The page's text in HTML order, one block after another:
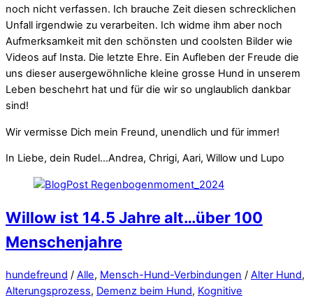
noch nicht verfassen. Ich brauche Zeit diesen schrecklichen
Unfall irgendwie zu verarbeiten. Ich widme ihm aber noch
Aufmerksamkeit mit den schönsten und coolsten Bilder wie
Videos auf Insta. Die letzte Ehre. Ein Aufleben der Freude die
uns dieser ausergewöhnliche kleine grosse Hund in unserem
Leben beschehrt hat und für die wir so unglaublich dankbar
sind!
Wir vermisse Dich mein Freund, unendlich und für immer!
In Liebe, dein Rudel…Andrea, Chrigi, Aari, Willow und Lupo
Willow ist 14.5 Jahre alt…über 100
Menschenjahre
hundefreund / Alle, Mensch-Hund-Verbindungen / Alter Hund,
Alterungsprozess, Demenz beim Hund, Kognitive